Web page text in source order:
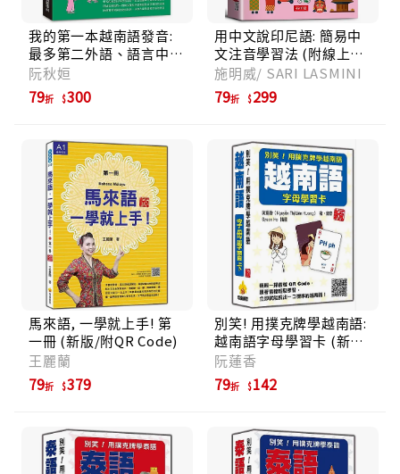
我的第一本越南語發音:
最多第二外語、語言中
心、網路課程指定教材!
唯一含南北音×可線上隨
掃隨聽 (QR碼行動學習
阮秋姮
79折 300
用中文說印尼語: 簡易中
文注音學習法 (附線上
MP3)
施明威/ SARI LASMINI
79折 299
馬來語, 一學就上手! 第
一冊 (新版/附QR Code)
王麗蘭
79折 379
別笑! 用撲克牌學越南語:
越南語字母學習卡 (新版/
附QR Code)
阮蓮香
79折 142